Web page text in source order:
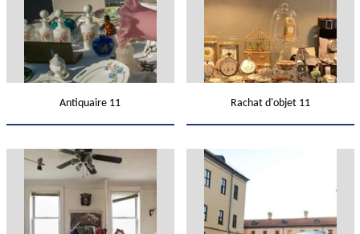
Antiquaire 11 Rachat d'objet 11